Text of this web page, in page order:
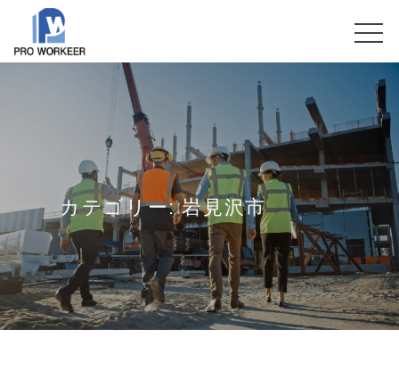
カテゴリー:岩見沢市